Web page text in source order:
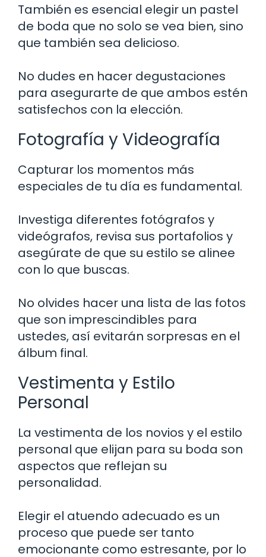
También es esencial elegir un pastel
de boda que no solo se vea bien, sino
que también sea delicioso.
No dudes en hacer degustaciones
para asegurarte de que ambos estén
satisfechos con la elección.
Fotografía y Videografía
Capturar los momentos más
especiales de tu día es fundamental.
Investiga diferentes fotógrafos y
videógrafos, revisa sus portafolios y
asegúrate de que su estilo se alinee
con lo que buscas.
No olvides hacer una lista de las fotos
que son imprescindibles para
ustedes, así evitarán sorpresas en el
álbum final.
Vestimenta y Estilo
Personal
La vestimenta de los novios y el estilo
personal que elijan para su boda son
aspectos que reflejan su
personalidad.
Elegir el atuendo adecuado es un
proceso que puede ser tanto
emocionante como estresante, por lo